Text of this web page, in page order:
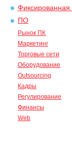
Фиксированная
ПО
Рынок ПК
Маркетинг
Торговые сети
Оборудование
Outsourcing
Кадры
Регулирование
Финансы
Web